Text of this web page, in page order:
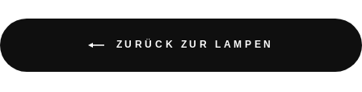
ZURÜCK ZUR LAMPEN